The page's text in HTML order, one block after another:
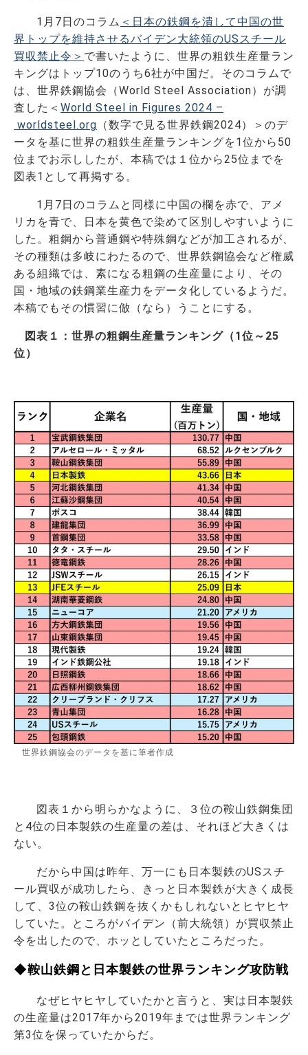
1月7日のコラム ＜日本の鉄鋼を潰して中国の世
界トップを維持させるバイデン大統領のUSスチール
買収禁止令＞ で書いたように、世界の粗鉄生産量ラン
キングはトップ10のうち6社が中国だ。そのコラムで
は、世界鉄鋼協会（World Steel Association）が調
査した＜ World Steel in Figures 2024 –
worldsteel.org （数字で見る世界鉄鋼2024）＞のデ
ータを基に世界の粗鉄生産量ランキングを1位から50
位までお示ししたが、本稿では１位から25位までを
図表1として再掲する。
1月7日のコラムと同様に中国の欄を赤で、アメ
リカを青で、日本を黄色で染めて区別しやすいように
した。粗鋼から普通鋼や特殊鋼などが加工されるが、
その種類は多岐にわたるので、世界鉄鋼協会など権威
ある組織では、素になる粗鋼の生産量により、その
国・地域の鉄鋼業生産力をデータ化しているようだ。
本稿でもその慣習に倣（なら）うことにする。
図表１：世界の粗鋼生産量ランキング（1位～25
位）
世界鉄鋼協会のデータを基に筆者作成
図表１から明らかなように、３位の鞍山鉄鋼集団
と4位の日本製鉄の生産量の差は、それほど大きくは
ない。
だから中国は昨年、万一にも日本製鉄のUSスチ
ール買収が成功したら、きっと日本製鉄が大きく成長
して、3位の鞍山鉄鋼を抜くかもしれないとヒヤヒヤ
していた。ところがバイデン（前大統領）が買収禁止
令を出したので、ホッとしていたところだった。
◆鞍山鉄鋼と日本製鉄の世界ランキング攻防戦
なぜヒヤヒヤしていたかと言うと、実は日本製鉄
の生産量は2017年から2019年までは世界ランキング
第3位を保っていたからだ。